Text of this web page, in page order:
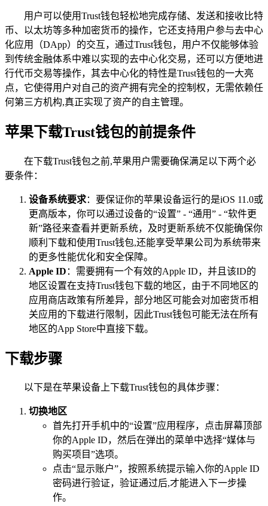
用户可以使用Trust钱包轻松地完成存储、发送和接收比特
币、以太坊等多种加密货币的操作，它还支持用户参与去中心
化应用（DApp）的交互，通过Trust钱包，用户不仅能够体验
到传统金融体系中难以实现的去中心化交易，还可以方便地进
行代币交易等操作，其去中心化的特性是Trust钱包的一大亮
点，它使得用户对自己的资产拥有完全的控制权，无需依赖任
何第三方机构,真正实现了资产的自主管理。
苹果下载Trust钱包的前提条件
在下载Trust钱包之前,苹果用户需要确保满足以下两个必
要条件：
设备系统要求：要保证你的苹果设备运行的是iOS 11.0或
更高版本，你可以通过设备的“设置” - “通用” - “软件更
新”路径来查看并更新系统，及时更新系统不仅能确保你
顺利下载和使用Trust钱包,还能享受苹果公司为系统带来
的更多性能优化和安全保障。
Apple ID ：需要拥有一个有效的Apple ID，并且该ID的
地区设置在支持Trust钱包下载的地区，由于不同地区的
应用商店政策有所差异，部分地区可能会对加密货币相
关应用的下载进行限制，因此Trust钱包可能无法在所有
地区的App Store中直接下载。
下载步骤
以下是在苹果设备上下载Trust钱包的具体步骤：
切换地区
首先打开手机中的“设置”应用程序，点击屏幕顶部
你的Apple ID，然后在弹出的菜单中选择“媒体与
购买项目”选项。
点击“显示账户”，按照系统提示输入你的Apple ID
密码进行验证，验证通过后,才能进入下一步操
作。